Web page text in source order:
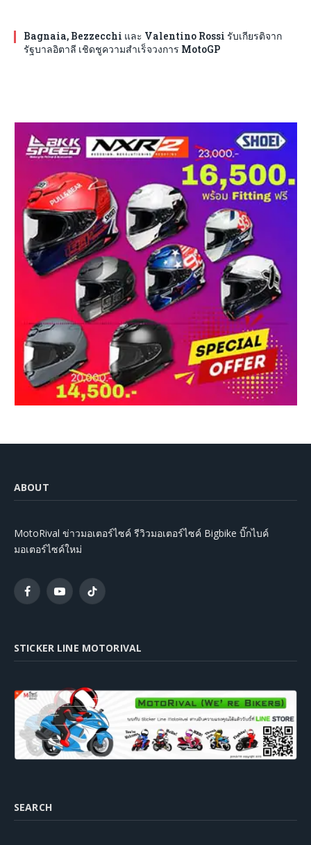
Bagnaia, Bezzecchi และ Valentino Rossi รับเกียรติจาก
รัฐบาลอิตาลี เชิดชูความสำเร็จวงการ MotoGP
ABOUT
MotoRival ข่าวมอเตอร์ไซค์ รีวิวมอเตอร์ไซค์ Bigbike บิ๊กไบค์
มอเตอร์ไซค์ใหม่
FacebookYouTubeTikTok
STICKER LINE MOTORIVAL
SEARCH